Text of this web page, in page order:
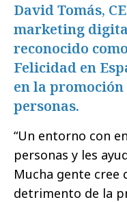
David Tomás,
marketing
reconocido
Felicidad en
en la
personas.
“Un entorno con
personas y les
Mucha gente cree
detrimento de la